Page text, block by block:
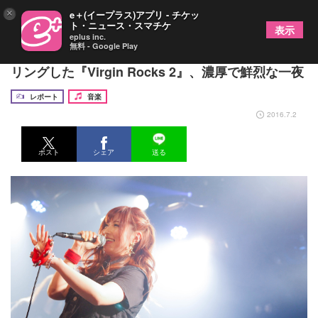
西浦謙助主催の『NISHIURA NIGHT』をフィーチャ
リングした『Virgin Rocks 2』、濃厚で鮮烈な一夜
レポート
音楽
2016.7.2
ポスト シェア 送る
× e＋(イープラス)アプリ - チケッ
ト・ニュース・スマチケ
eplus inc.
無料 - Google Play
表示